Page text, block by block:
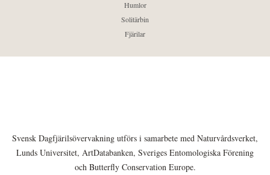
Humlor
Solitärbin
Fjärilar
Svensk Dagfjärilsövervakning utförs i samarbete med Naturvårdsverket,
Lunds Universitet, ArtDatabanken, Sveriges Entomologiska Förening
och Butterfly Conservation Europe.